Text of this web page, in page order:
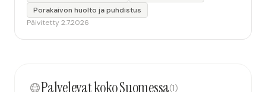
Porakaivon huolto ja puhdistus
Päivitetty 2.7.2026
Palvelevat koko Suomessa(1)